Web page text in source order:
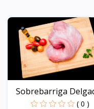
Sobrebarriga
( 0 )